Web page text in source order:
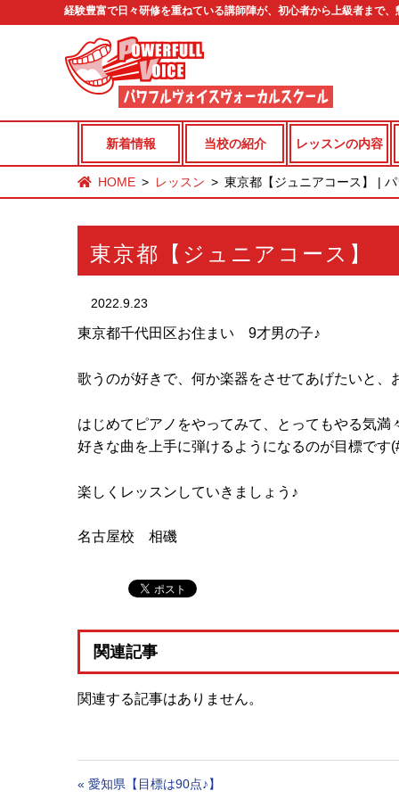
経験豊富で日々研修を重ねている講師陣が、初心者から上級者まで
新着情報 当校の紹介 レッスンの内容
HOME レッスン 東京都【ジュニアコース】 |
東京都【ジュニアコース】
2022.9.23
東京都千代田区お住まい 9才男の子♪
歌うのが好きで、何か楽器をさせてあげたいと
はじめてピアノをやってみて、とってもやる気満
好きな曲を上手に弾けるようになるのが目標です
楽しくレッスンしていきましょう♪
名古屋校 相磯
関連記事
関連する記事はありません。
« 愛知県【目標は90点♪】